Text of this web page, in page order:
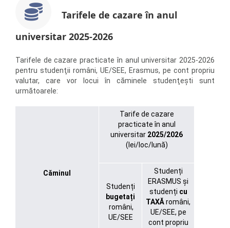
Tarifele de cazareîn anul
universitar 2025-2026
Tarifele de cazare practicate în anul universitar 2025-2026
pentru studenţii români, UE/SEE, Erasmus, pe cont propriu
valutar, care vor locui în căminele studenţeşti sunt
următoarele:
Căminul
Tarife de cazare
practicate în anul
universitar 2025/2026
(lei/loc/lună)
Studenți
bugetați
români,
UE/SEE
Studenți
ERASMUS și
studenți cu
TAXĂromâni,
UE/SEE, pe
cont propriu